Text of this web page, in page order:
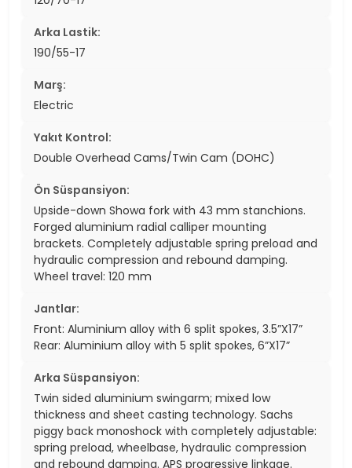
Arka Lastik:
190/55-17
Marş:
Electric
Yakıt Kontrol:
Double Overhead Cams/Twin Cam (DOHC)
Ön Süspansiyon:
Upside-down Showa fork with 43 mm stanchions.
Forged aluminium radial calliper mounting
brackets. Completely adjustable spring preload and
hydraulic compression and rebound damping.
Wheel travel: 120 mm
Jantlar:
Front: Aluminium alloy with 6 split spokes, 3.5”X17”
Rear: Aluminium alloy with 5 split spokes, 6”X17”
Arka Süspansiyon:
Twin sided aluminium swingarm; mixed low
thickness and sheet casting technology. Sachs
piggy back monoshock with completely adjustable:
spring preload, wheelbase, hydraulic compression
and rebound damping. APS progressive linkage.